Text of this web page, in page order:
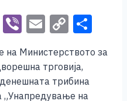
W
s
Vi
b
er
E
ai
l
C
p
y
ar
на Министерството за
трговија,
трибина
„Унапредување на